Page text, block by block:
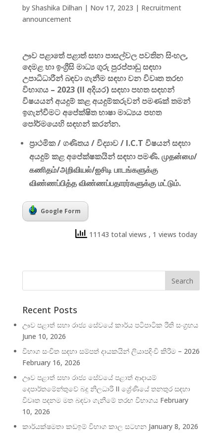
by Shashika Dilhan | Nov 17, 2023 | Recruitment
announcement
ඌව පළාතේ පළාත් සභා පාසල්වල පවතින සිංහල,
දෙමළ හා ඉංග්‍රීසි මාධ්‍ය ගුරු පුරප්පාඩු සඳහා
උපාධිධාරීන් බඳවා ගැනීම සඳහා වන විවෘත තරඟ
විභාගය – 2023 (II අදියර) සඳහා පහත සඳහන්
විෂයයන් අයදුම් කළ අයදුම්කරුවන් පමණක් තමන්
ඉගැන්වීමට අපේක්ෂිත භාෂා මාධ්‍යය පහත
පෝර්මයෙහි සඳහන් කරන්න.
ප්‍රාථමික / ගණිතය / විද්‍යාව / I.C.T විෂයන් සඳහා
අයදුම් කළ අපේක්ෂකයින් සඳහා පමණි. முதன்மை/
கணிதம்/அறிவியல்/ஐசிடி பாடங்களுக்கு
விண்ணப்பித்த விண்ணப்பதாரர்களுக்கு மட்டும்.
Google Form
11143 total views , 1 views today
Recent Posts
ඌව පළාත් සභා රාජ්‍ය සේවයේ කාර්ය පටිපාටික රීති සංග්‍රහය
June 10, 2026
විභාග සංචිත සඳහා සම්පත් දායකයින් ලියාපදිංචි කිරීම – 2026
February 16, 2026
ඌව පළාත් සභා රාජ්‍ය ‍සේවයේ පළාත් ආදායම්
දෙපාර්තමේන්තුවේ බදු නිලධාරි II ශ්‍රේණියේ තනතුර සඳහා
විවෘත පදනම මත බඳවා ගැනීමේ තරඟ විභාගය February
10, 2026
කාර්යක්ෂමතා කඩඉම් විභාග කාල සටහන January 8, 2026